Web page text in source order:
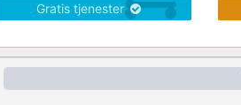
Gratis tjenester